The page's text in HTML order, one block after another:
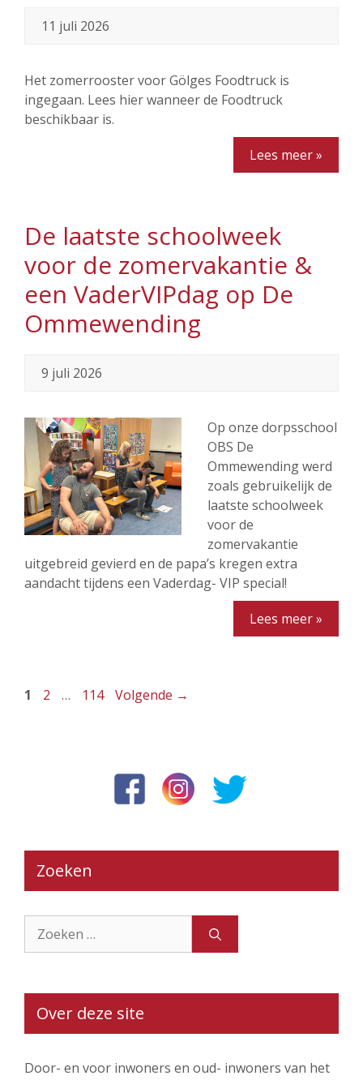
11 juli 2026
Het zomerrooster voor Gölges Foodtruck is
ingegaan. Lees hier wanneer de Foodtruck
beschikbaar is.
Lees meer »
De laatste schoolweek
voor de zomervakantie &
een VaderVIPdag op De
Ommewending
9 juli 2026
Op onze dorpsschool
OBS De
Ommewending werd
zoals gebruikelijk de
laatste schoolweek
voor de
zomervakantie
uitgebreid gevierd en de papa’s kregen extra
aandacht tijdens een Vaderdag- VIP special!
Lees meer »
Pagina
1 Pagina
2 … Pagina
114 Volgende →
Zoeken
naar:
Over deze site
Door- en voor inwoners en oud- inwoners van het